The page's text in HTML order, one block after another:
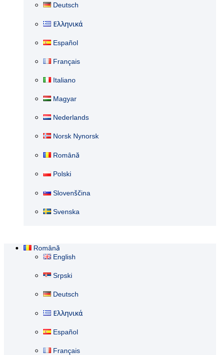
Deutsch
Ελληνικά
Español
Français
Italiano
Magyar
Nederlands
Norsk Nynorsk
Română
Polski
Slovenščina
Svenska
Română
English
Srpski
Deutsch
Ελληνικά
Español
Français